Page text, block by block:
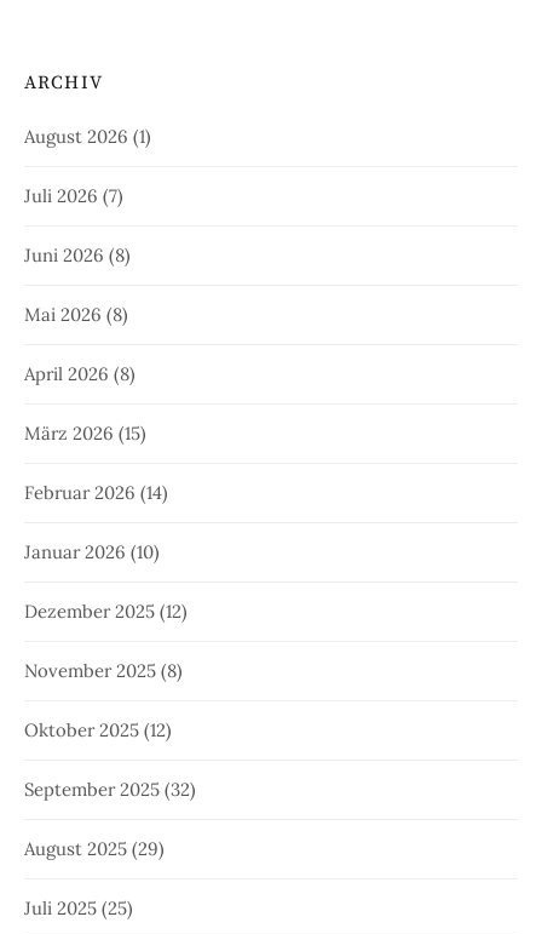
ARCHIV
August 2026 (1)
Juli 2026 (7)
Juni 2026 (8)
Mai 2026 (8)
April 2026 (8)
März 2026 (15)
Februar 2026 (14)
Januar 2026 (10)
Dezember 2025 (12)
November 2025 (8)
Oktober 2025 (12)
September 2025 (32)
August 2025 (29)
Juli 2025 (25)